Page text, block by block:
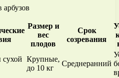
Размер и
вес
плодов
Срок
созревания
Крупные,
до 10 кг
Среднеранний